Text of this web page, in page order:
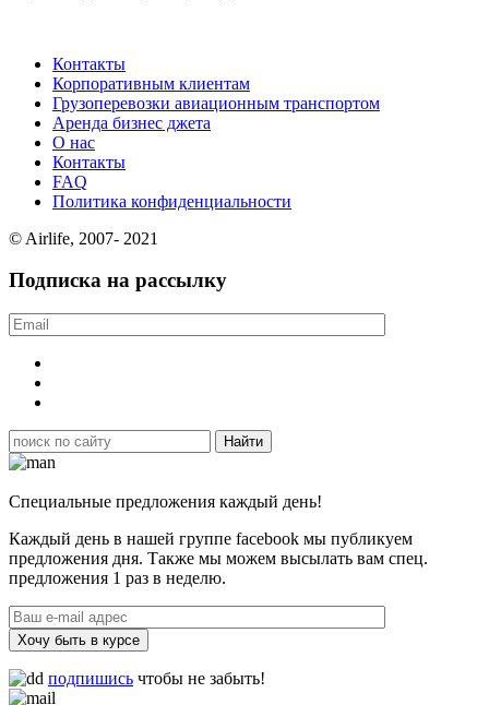
Контакты
Корпоративным клиентам
Грузоперевозки авиационным транспортом
Аренда бизнес джета
О нас
Контакты
FAQ
Политика конфиденциальности
© Airlife, 2007- 2021
Подписка на рассылку
Специальные предложения каждый день!
Каждый день в нашей группе facebook мы публикуем
предложения дня. Также мы можем высылать вам спец.
предложения 1 раз в неделю.
Хочу быть в курсе
подпишись чтобы не забыть!